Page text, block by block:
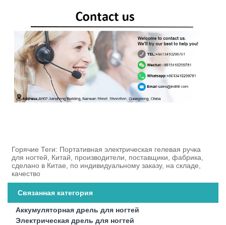
Горячие Теги: Портативная электрическая гелевая ручка
для ногтей, Китай, производители, поставщики, фабрика,
сделано в Китае, по индивидуальному заказу, на складе,
качество
Связанная категория
Аккумуляторная дрель для ногтей
Электрическая дрель для ногтей